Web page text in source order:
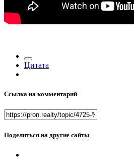
Цитата
Ссылка на комментарий
Поделиться на другие сайты